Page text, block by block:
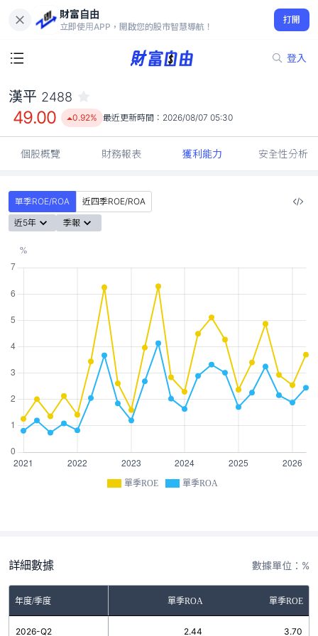
財富自由
立即使用APP，開啟您的股市智慧導航！
打開
登入
49.00
0.92%
漢平 2488
49.00 0.92% 最近更新時間： 2026/08/07 05:30
個股概覽 財務報表 獲利能力 安全性分析
單季ROE/ROA
近四季ROE/ROA
近5年
季報
單季ROE 單季ROA
詳細數據 數據單位：%
年度/季度 單季ROA 單季ROE
2026-Q2 2.44 3.70